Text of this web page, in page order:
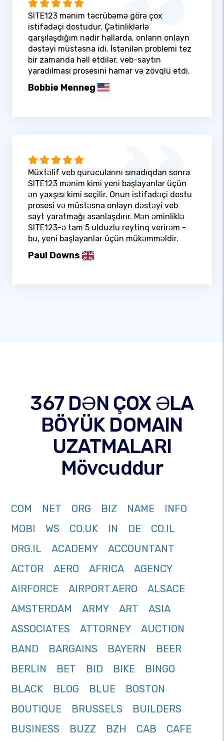
SITE123 mənim təcrübəmə görə çox
istifadəçi dostudur. Çətinliklərlə
qarşılaşdığım nadir hallarda, onların onlayn
dəstəyi müstəsna idi. İstənilən problemi tez
bir zamanda həll etdilər, veb-saytın
yaradılması prosesini hamar və zövqlü etdi.
Bobbie Menneg
Müxtəlif veb qurucularını sınadıqdan sonra
SITE123 mənim kimi yeni başlayanlar üçün
ən yaxşısı kimi seçilir. Onun istifadəçi dostu
prosesi və müstəsna onlayn dəstəyi veb
sayt yaratmağı asanlaşdırır. Mən əminliklə
SITE123-ə tam 5 ulduzlu reytinq verirəm -
bu, yeni başlayanlar üçün mükəmməldir.
Paul Downs
367 DƏN ÇOX ƏLA
BÖYÜK DOMAIN
UZATMALARI
Mövcuddur
COM NET ORG BIZ NAME
INFO
MOBI
WS CO.UK IN DE
CO.IL
ORG.IL
ACADEMY
ACCOUNTANT
ACTOR
AERO AFRICA
AGENCY
AIRFORCE
AIRPORT.AERO
ALSACE
AMSTERDAM
ARMY ART
ASIA
ASSOCIATES
ATTORNEY
AUCTION
BAND
BARGAINS BAYERN
BEER
BERLIN
BET BID BIKE
BINGO
BLACK
BLOG BLUE
BOSTON
BOUTIQUE
BRUSSELS
BUILDERS
BUSINESS
BUZZ BZH CAB
CAFE